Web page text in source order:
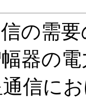
の需要
器の
信に